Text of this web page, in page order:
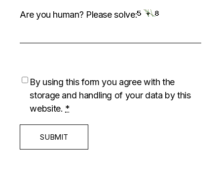
Are you human? Please solve:
By using this form you agree with the
storage and handling of your data by this
website. *
SUBMIT